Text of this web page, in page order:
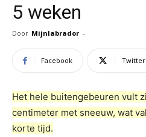
5 weken
Door Mijnlabrador -
Facebook Twitter
Het hele buitengebeuren vult
centimeter met sneeuw, wat
korte tijd.